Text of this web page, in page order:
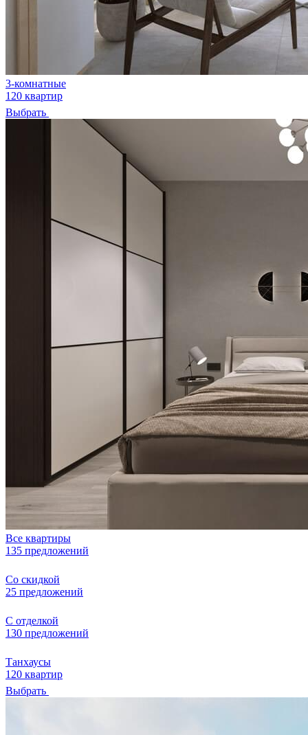
3-комнатные
120 квартир
Выбрать
Все квартиры
135 предложений
Со скидкой
25 предложений
С отделкой
130 предложений
Танхаусы
120 квартир
Выбрать